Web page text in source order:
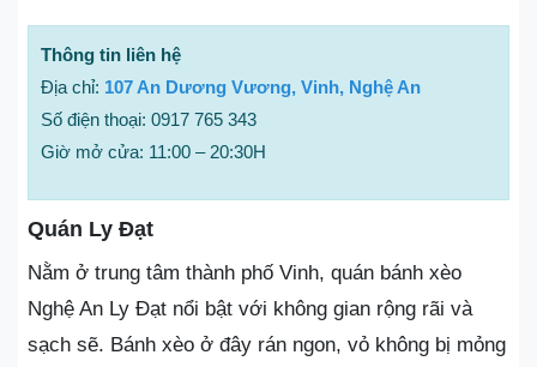
Thông tin liên hệ
Địa chỉ: 107 An Dương Vương, Vinh, Nghệ An
Số điện thoại: 0917 765 343
Giờ mở cửa: 11:00 – 20:30H
Quán Ly Đạt
Nằm ở trung tâm thành phố Vinh, quán bánh xèo
Nghệ An Ly Đạt nổi bật với không gian rộng rãi và
sạch sẽ. Bánh xèo ở đây rán ngon, vỏ không bị mỏng